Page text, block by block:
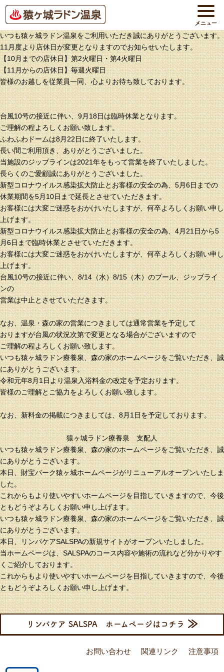
いつも猿ヶ城ラドン温泉をご利用いただき誠にありがとうございます。
11月度より店休日が変更となりますのでお知らせいたします。
【10月までの店休日】第2火曜日・第4火曜日
【11月からの店休日】毎週火曜日
皆様のお越しを従業員一同、心よりお待ち致しております。
台風10号の接近に伴い、9月18日は臨時休業となります。
ご理解の程よろしくお願い致します。
ふわふわドームは8月22日に終了いたします。
長い間ご利用頂き、ありがとうございました。
当施設のジップラインは2021年をもって営業を終了いたしました。
長らくのご愛顧誠にありがとうございました。
新型コロナウイルス感染拡大防止とお客様の安全の為、5月6日までの
休業期間を5月10日まで延長とさせていただきます。
お客様には大変ご迷惑をおかけいたしますが、何卒よろしくお願い申し
上げます。
新型コロナウイルス感染拡大防止とお客様の安全の為、4月21日から5
月6日まで臨時休業とさせていただきます。
お客様には大変ご迷惑をおかけいたしますが、何卒よろしくお願い申し
上げます。
台風10号の接近に伴い、8/14（水）8/15（木）のプール、ジップライ
ンの
営業は中止とさせていただきます。
なお、温泉・森の家の営業につきましては通常営業を予定して
おりますが台風の状況次第で変更となる場合がございますので
ご理解の程よろしくお願い致します。
いつも猿ヶ城ラドン療養泉、森の家のホームページをご覧いただき、誠
にありがとうございます。
令和元年8月1日より温泉入浴料金の改定を予定おります。
皆様のご理解とご協力をよろしくお願い致します。
なお、新料金の掲載につきましては、8月1日を予定しております。
猿ヶ城ラドン療養泉 支配人
いつも猿ヶ城ラドン療養泉、森の家のホームページをご覧いただき、誠
にありがとうございます。
本日、財宝パーク猿ヶ城ホームページがリニューアルオープンいたしま
した。
これからもより使いやすいホームページを目指していきますので、今後
ともどうぞよろしくお願い申し上げます。
いつも猿ヶ城ラドン療養泉、森の家のホームページをご覧いただき、誠
にありがとうございます。
本日、リンパケアSALSPAの新規サイトがオープンいたしました。
当ホームページは、SALSPAのコース内容や施術の流れなど分かりやす
くご紹介しております。
これからもより使いやすいホームページを目指していきますので、今後
ともどうぞよろしくお願い申し上げます。
リンパケア SALSPA ホームページはコチラ
お問い合わせ 関連リンク 注意事項